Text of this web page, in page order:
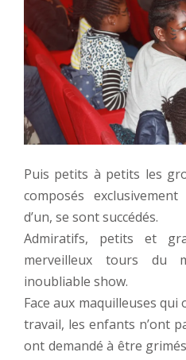
Puis petits à petits les
composés
d’un, se sont succédés.
Admiratifs, petits et
merveilleux tours du
inoubliable show.
Face aux maquilleuses
travail, les enfants n’ont
ont demandé à être